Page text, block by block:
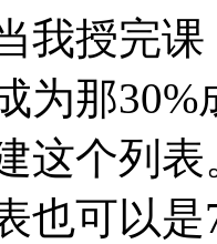
我授完
为那
这个列
也可以